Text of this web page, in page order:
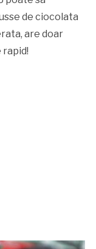
de ciocolata
are doar